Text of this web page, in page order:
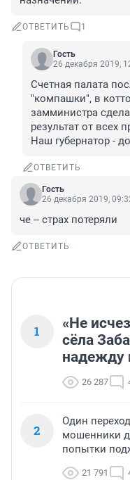
ОТВЕТИТЬ 1
Гость
26 декабря 2019,
Счетная палата
"компашки", в
замминистра
результат от всех
Наш губернатор -
ОТВЕТИТЬ
Гость
26 декабря 2019,
че -- страх потеряли
ОТВЕТИТЬ
1
«Не
сёла
надежду
26 287
2
Один
мошенники
попытки
21 791